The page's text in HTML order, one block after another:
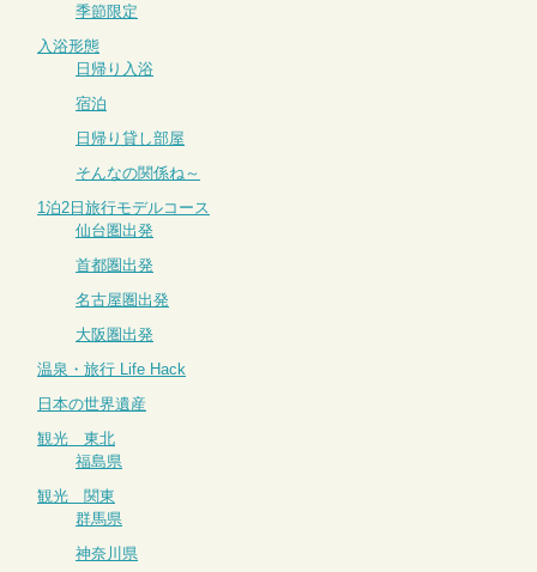
季節限定
入浴形態
日帰り入浴
宿泊
日帰り貸し部屋
そんなの関係ね～
1泊2日旅行モデルコース
仙台圏出発
首都圏出発
名古屋圏出発
大阪圏出発
温泉・旅行 Life Hack
日本の世界遺産
観光 東北
福島県
観光 関東
群馬県
神奈川県